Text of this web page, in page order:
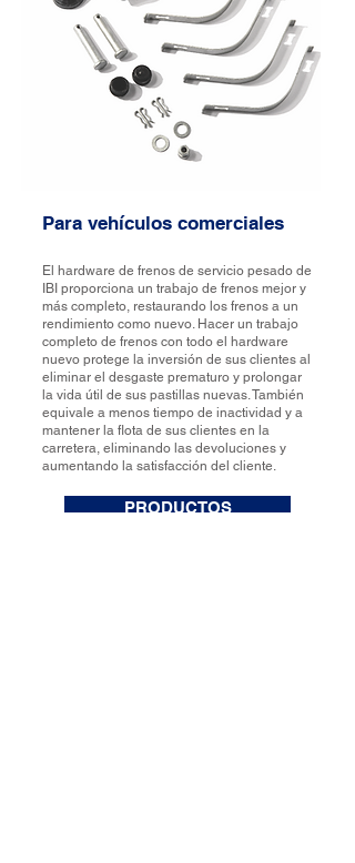
Para vehículos comerciales
El hardware de frenos de servicio pesado de
IBI proporciona un trabajo de frenos mejor y
más completo, restaurando los frenos a un
rendimiento como nuevo. Hacer un trabajo
completo de frenos con todo el hardware
nuevo protege la inversión de sus clientes al
eliminar el desgaste prematuro y prolongar
la vida útil de sus pastillas nuevas. También
equivale a menos tiempo de inactividad y a
mantener la flota de sus clientes en la
carretera, eliminando las devoluciones y
aumentando la satisfacción del cliente.
PRODUCTOS